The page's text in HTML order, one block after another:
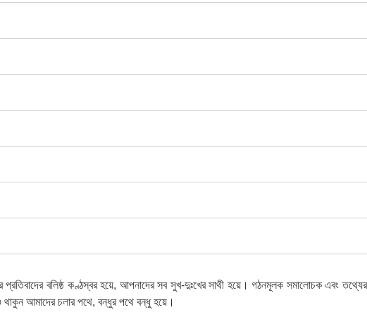
প্রতিবাদের বলিষ্ঠ কণ্ঠস্বর হয়ে, আপনাদের সব সুখ-দুঃখের সাথী হয়ে। গঠনমূলক সমালোচক এবং তথ্যের
থাকুন আমাদের চলার পথে, বন্ধুর পথে বন্ধু হয়ে।